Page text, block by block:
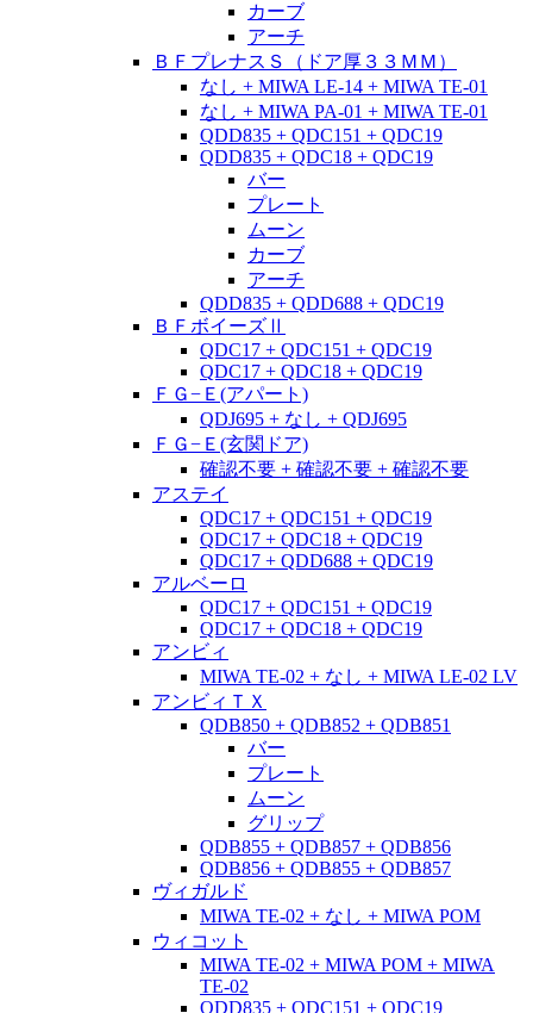
カーブ
アーチ
ＢＦプレナスＳ（ドア厚３３ＭＭ）
なし + MIWA LE-14 + MIWA TE-01
なし + MIWA PA-01 + MIWA TE-01
QDD835 + QDC151 + QDC19
QDD835 + QDC18 + QDC19
バー
プレート
ムーン
カーブ
アーチ
QDD835 + QDD688 + QDC19
ＢＦボイーズⅡ
QDC17 + QDC151 + QDC19
QDC17 + QDC18 + QDC19
ＦＧ−Ｅ(アパート)
QDJ695 + なし + QDJ695
ＦＧ−Ｅ(玄関ドア)
確認不要 + 確認不要 + 確認不要
アステイ
QDC17 + QDC151 + QDC19
QDC17 + QDC18 + QDC19
QDC17 + QDD688 + QDC19
アルベーロ
QDC17 + QDC151 + QDC19
QDC17 + QDC18 + QDC19
アンビィ
MIWA TE-02 + なし + MIWA LE-02 LV
アンビィＴＸ
QDB850 + QDB852 + QDB851
バー
プレート
ムーン
グリップ
QDB855 + QDB857 + QDB856
QDB856 + QDB855 + QDB857
ヴィガルド
MIWA TE-02 + なし + MIWA POM
ウィコット
MIWA TE-02 + MIWA POM + MIWA
TE-02
QDD835 + QDC151 + QDC19